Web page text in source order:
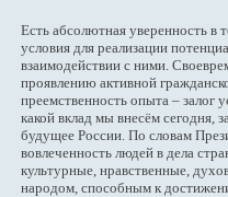
Есть абсолютная уверенность в
условия для реализации
взаимодействии с ними.
проявлению активной
преемственность опыта – залог
какой вклад мы внесём сегодня,
будущее России. По словам
вовлеченность людей в дела
культурные, нравственные,
народом, способным к